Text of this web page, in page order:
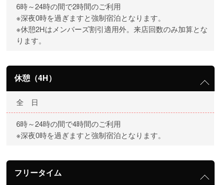
6時～24時の間で2時間のご利用
※深夜0時を過ぎますと強制宿泊となります。
※休憩2Hはメンバーズ割引適用外。来店回数のみ加算とな
ります。
休憩（4H）
全 日
6時～24時の間で4時間のご利用
※深夜0時を過ぎますと強制宿泊となります。
フリータイム